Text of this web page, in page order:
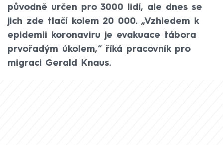
původně určen pro 3000 lidí, ale dnes se
jich zde tlačí kolem 20 000. „Vzhledem k
epidemii koronaviru je evakuace tábora
prvořadým úkolem,“ říká pracovník pro
migraci Gerald Knaus.